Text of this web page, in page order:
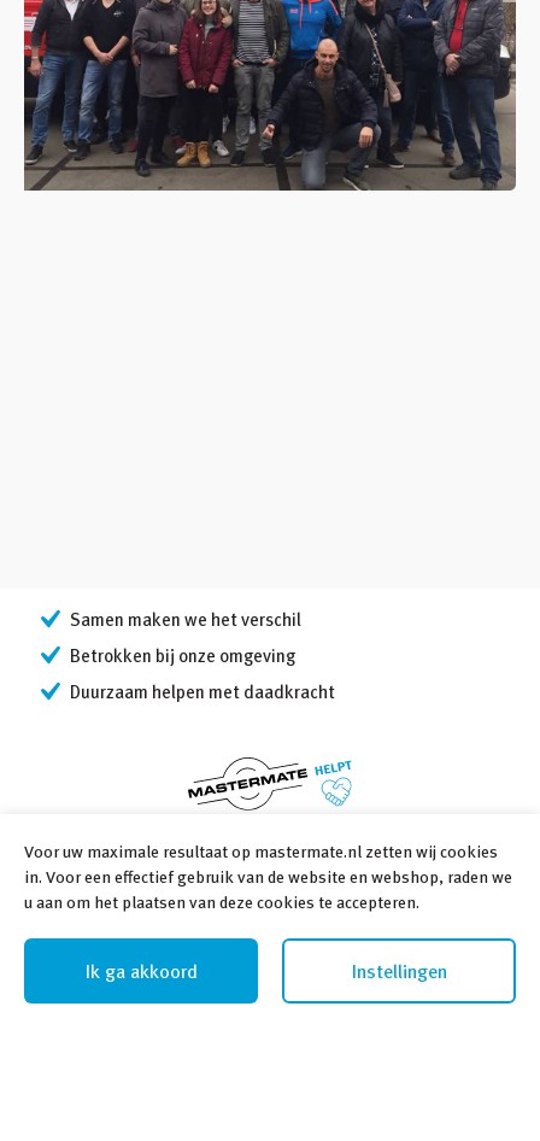
Voor uw maximale resultaat op mastermate.nl zetten wij cookies
in. Voor een effectief gebruik van de website en webshop, raden we
u aan om het plaatsen van deze cookies te accepteren.
Ik ga akkoord Instellingen
Samen maken we het verschil
Betrokken bij onze omgeving
Duurzaam helpen met daadkracht
Volg ons
Volg ons via Social Media